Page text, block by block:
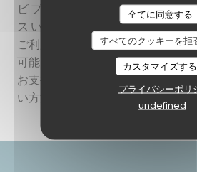
全てに同意する
すべてのクッキーを拒
カスタマイズする
プライバシーポリ
undefined
ビ
ス
プンキッチン, 暖かく現代的な
い, 我々は予約を受け入れる
ご利用
可能な
お支払
い方法
電子レストランチケット,
Titresレストラン（ユニ
ーロカード /マスターカ
ク, アメックス